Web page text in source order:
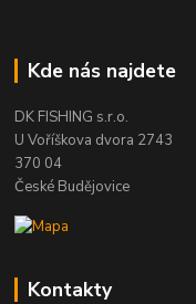
Kde nás najdete
DK FISHING s.r.o.
U Voříškova dvora 2743
370 04
České Budějovice
Kontakty